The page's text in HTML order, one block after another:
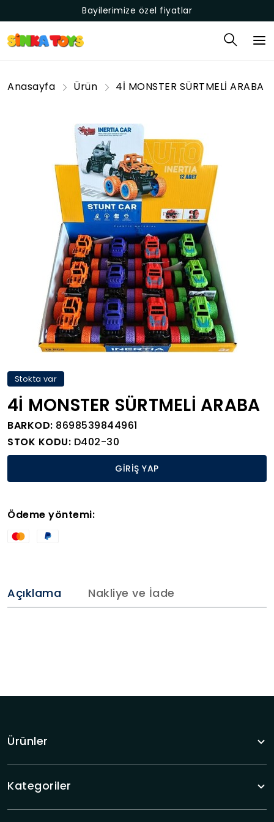
Bayilerimize özel fiyatlar
Anasayfa Ürün 4İ MONSTER SÜRTMELİ ARABA
Stokta var
4İ MONSTER SÜRTMELİ ARABA
BARKOD: 8698539844961
STOK KODU: D402-30
GİRİŞ YAP
Ödeme yöntemi:
Açıklama Nakliye ve İade
Ürünler
Kategoriler